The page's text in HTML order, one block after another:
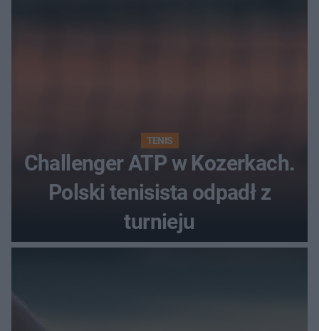
TENIS
Challenger ATP w Kozerkach.
Polski tenisista odpadł z
turnieju